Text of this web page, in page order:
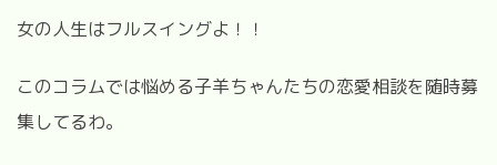
女の人生はフルスイングよ！！
このコラムでは悩める子羊ちゃんたちの恋愛相談を随時募
集してるわ。